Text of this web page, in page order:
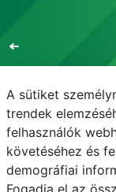
E-mail
A sütiket
trendek
felhasználók
követéséhez és
demográfiai
Fogadja el az